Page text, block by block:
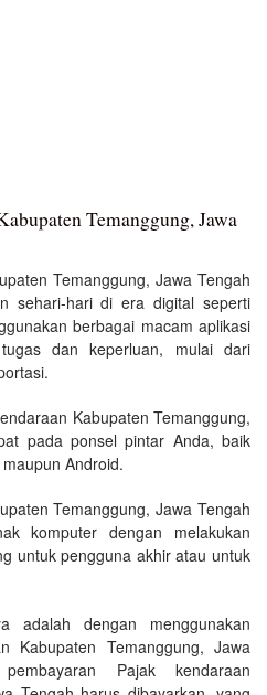
Temanggung, Jawa
Temanggung, Jawa Tengah
sehari-hari di era digital seperti
berbagai macam aplikasi
dan keperluan, mulai dari
Kabupaten Temanggung,
pada ponsel pintar Anda, baik
Android.
Temanggung, Jawa Tengah
komputer dengan melakukan
untuk pengguna akhir atau untuk
adalah dengan menggunakan
Kabupaten Temanggung, Jawa
Pajak kendaraan